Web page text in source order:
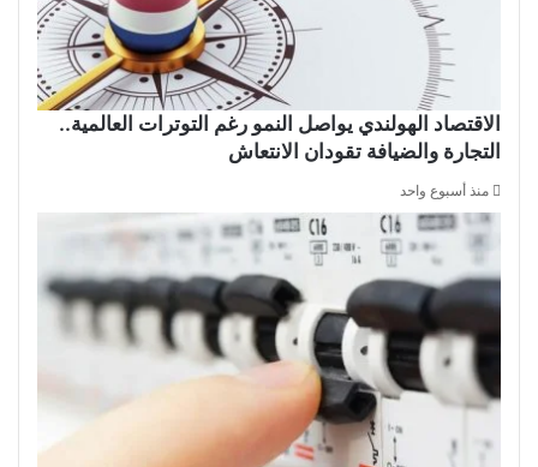
الاقتصاد الهولندي يواصل النمو رغم التوترات العالمية..
التجارة والضيافة تقودان الانتعاش
منذ أسبوع واحد